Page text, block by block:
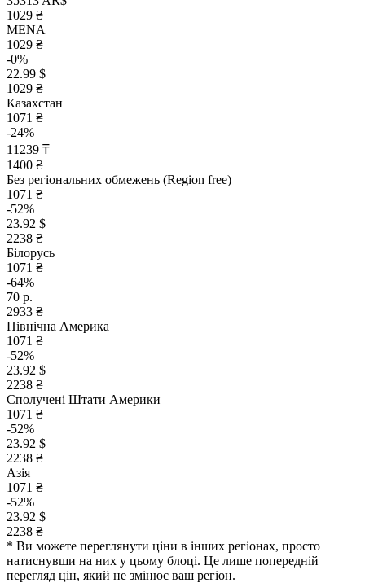
1029 ₴
MENA
1029 ₴
-0%
22.99 $
1029 ₴
Казахстан
1071 ₴
-24%
11239 ₸
1400 ₴
Без регіональних обмежень (Region free)
1071 ₴
-52%
23.92 $
2238 ₴
Білорусь
1071 ₴
-64%
70 р.
2933 ₴
Північна Америка
1071 ₴
-52%
23.92 $
2238 ₴
Сполучені Штати Америки
1071 ₴
-52%
23.92 $
2238 ₴
Азія
1071 ₴
-52%
23.92 $
2238 ₴
* Ви можете переглянути ціни в інших регіонах, просто
натиснувши на них у цьому блоці. Це лише попередній
перегляд цін, який не змінює ваш регіон.